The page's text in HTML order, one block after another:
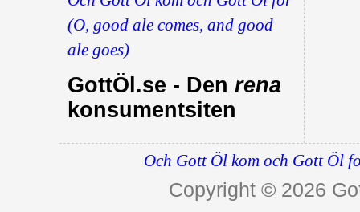
(O, good ale comes, and good
ale goes)
GottÖl.se - Den rena
konsumentsiten
Och Gott Öl kom och Gott Öl
Copyright © 2026